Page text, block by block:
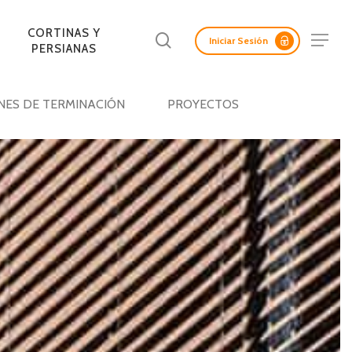
ACÚSTICAS
REV. INTERIORES DE
MURO
CORTASOLES
RETICULADOS
PANELES SCREEN
Y
PANELES
AISLANTES
FACHADAS DE
MADERA
CORTINAS Y
PERSIANAS
BuscarIniciar Sesión Menu
DE TERMINACIÓN PROYECTOS